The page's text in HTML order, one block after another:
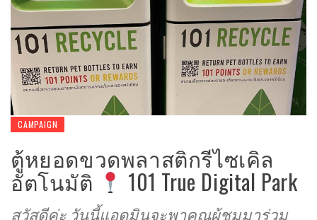
CAMPAIGN
ตู้หยอดขวดพลาสติกรีไซเคิล
อัตโนมัติ 101 True Digital Park
สวัสดีค่ะ วันนี้แอดมินจะพาคุณผู้ชมมาร่วม